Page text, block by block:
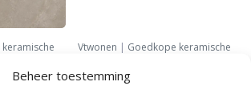
Beheer toestemming
Limestone
Vtwonen | Goedkope keramische
vtwonen Solostone Marble